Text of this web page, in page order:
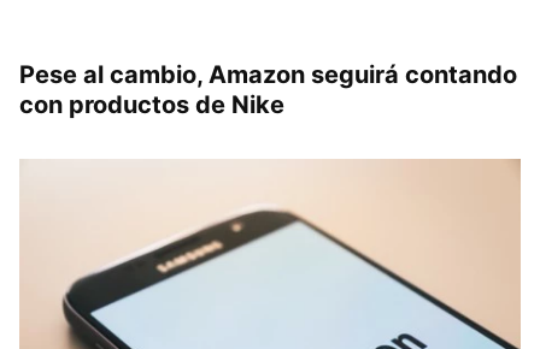
Pese al cambio, Amazon seguirá contando
con productos de Nike